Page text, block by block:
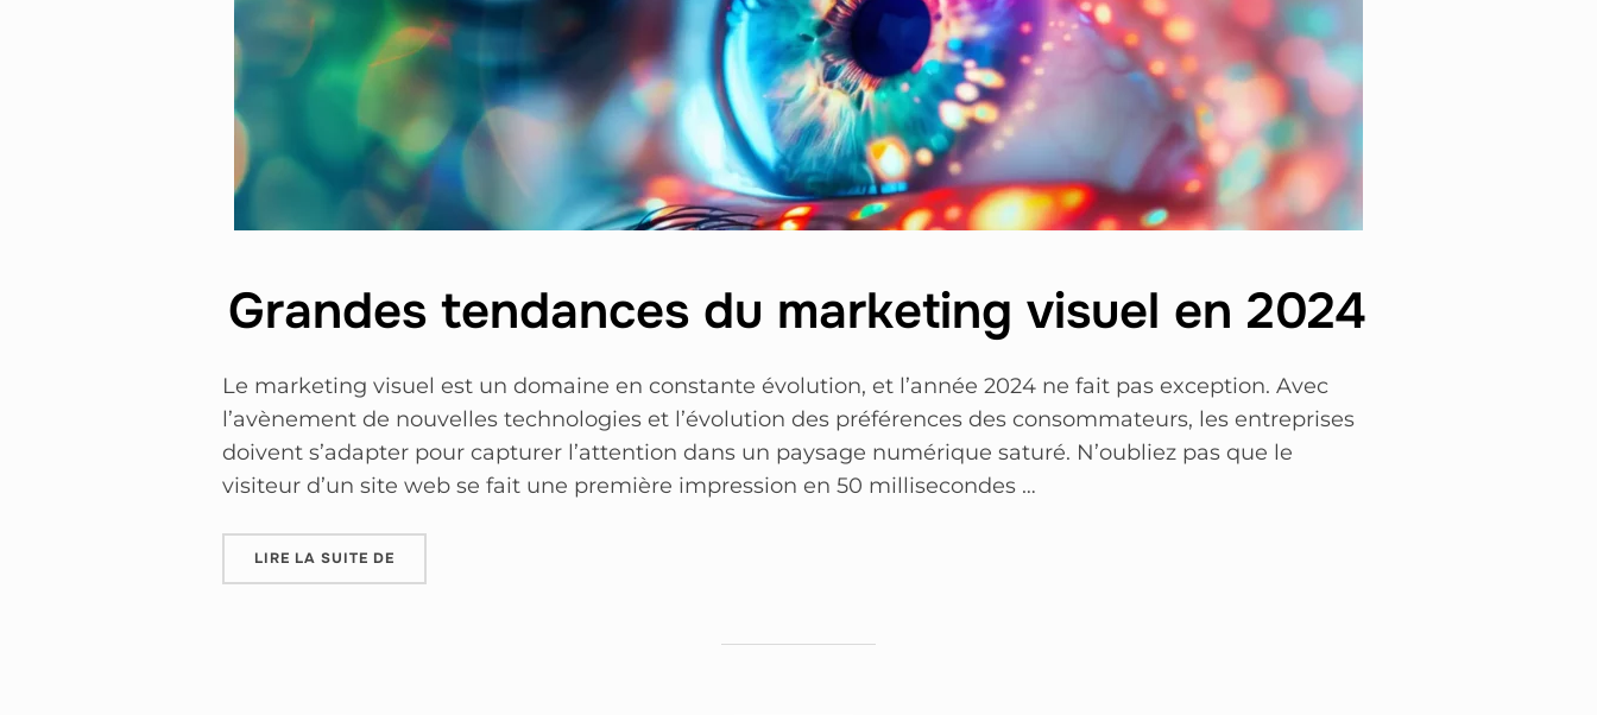
Grandes tendances du marketing visuel en 2024
Le marketing visuel est un domaine en constante évolution, et l’année 2024 ne fait pas exception. Avec
l’avènement de nouvelles technologies et l’évolution des préférences des consommateurs, les entreprises
doivent s’adapter pour capturer l’attention dans un paysage numérique saturé. N’oubliez pas que le
visiteur d’un site web se fait une première impression en 50 millisecondes …
LIRE LA SUITE DE